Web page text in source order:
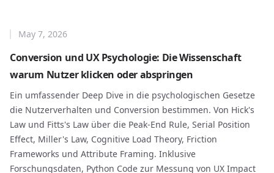
Conversion und UX Psychologie: Die Wissenschaft
warum Nutzer klicken oder abspringen
May 7, 2026
Ein umfassender Deep Dive in die psychologischen Gesetze
die Nutzerverhalten und Conversion bestimmen. Von Hick's
Law und Fitts's Law über die Peak-End Rule, Serial Position
Effect, Miller's Law, Cognitive Load Theory, Friction
Frameworks und Attribute Framing. Inklusive
Forschungsdaten, Python Code zur Messung von UX Impact